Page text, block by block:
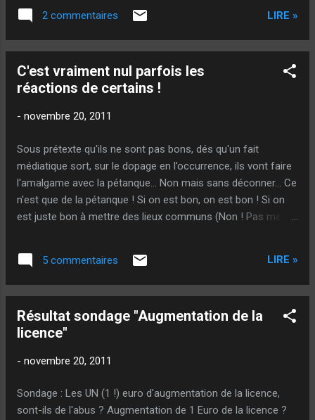
regagne. Vinson casquette. Mais fait
passer… Plus qu’un par terre. Lacroix le
premier tir avait été un chouille plus bas…
Bouamar a un tir hyper important encore ! En
manque au fil à gauche… Ohhh quelle vaut
aujourd’hui à celle-ci… A remarquer ! Malgré
l’importance de cette boule à tirer pour
Bouamar, l’attitude de l’équipe Quintais (Que
ce soit avant ou après le trou) : Pas une
parole, pas une tentative de déstabilisation…
: Equipe Quintais : 5 - ...
2 commentaires LIRE »
C'est vraiment nul parfois les
réactions de certains !
- novembre 20, 2011
Sous prétexte qu'ils ne sont pas bons, dés qu'un fait
médiatique sort, sur le dopage en l’occurrence, ils vont faire
l'amalgame avec la pétanque... Non mais sans déconner... Ce
n'est que de la pétanque ! Si on est bon, on est bon ! Si on
est juste bon à mettre des lieux communs (Non ! Pas mes
vous tiendrai informé d'un score ! Aujourd'hui : 5105 à 3589 !
Le jeu : Trouver de quel score je parle ! @++ Sougil - Conteur
5 commentaires LIRE »
Résultat sondage "Augmentation de la
licence"
- novembre 20, 2011
Sondage : Les UN (1 !) euro d'augmentation de la licence,
sont-ils de l'abus ? Augmentation de 1 Euro de la licence ?